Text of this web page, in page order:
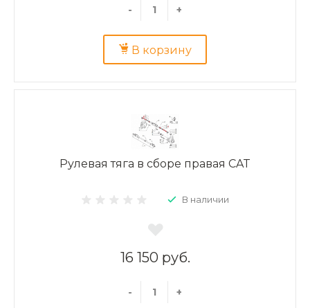
- +
В корзину
Рулевая тяга в сборе правая CAT
В наличии
16 150 руб.
- +